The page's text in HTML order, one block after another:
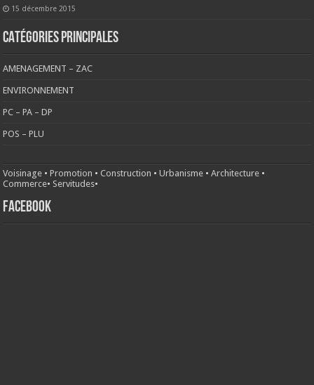
15 décembre 2015
CATÉGORIES PRINCIPALES
AMENAGEMENT – ZAC
ENVIRONNEMENT
PC – PA – DP
POS – PLU
Voisinage •Promotion •Construction •Urbanisme •Architecture •
Commerce• Servitudes•
FACEBOOK